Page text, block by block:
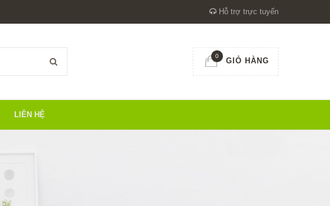
Hỗ trợ trực tuyến
0
GIỎ HÀNG
LIÊN HỆ